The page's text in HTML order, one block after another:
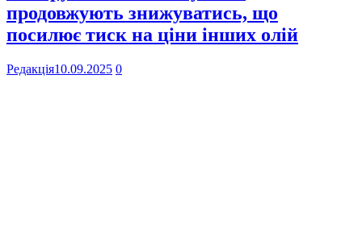
продовжують знижуватись, що
посилює тиск на ціни інших олій
Редакція10.09.2025 0